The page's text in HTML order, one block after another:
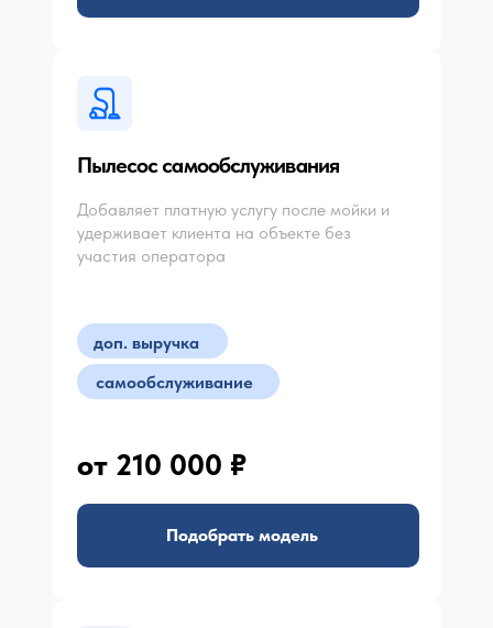
Пылесос самообслуживания
Добавляет платную услугу после мойки и
удерживает клиента на объекте без
участия оператора
от 210 000 ₽
Подобрать модель
самообслуживание
доп. выручка